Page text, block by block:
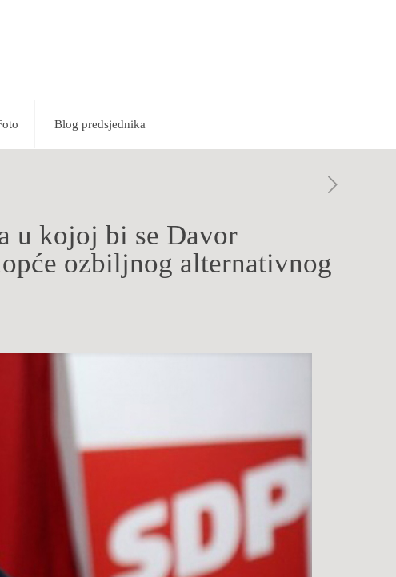
Blog predsjednika
u kojoj bi se Davor
ozbiljnog alternativnog